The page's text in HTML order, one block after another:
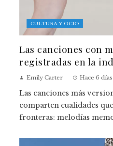
CULTURA Y OCIO
Las canciones con
registradas en la
Emily Carter Hace 6 días
Las canciones más
comparten cualidades
fronteras: melodías